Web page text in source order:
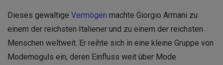
Dieses gewaltige Vermögen machte Giorgio Armani zu
einem der reichsten Italiener und zu einem der reichsten
Menschen weltweit. Er reihte sich in eine kleine Gruppe von
Modemoguls ein, deren Einfluss weit über Mode